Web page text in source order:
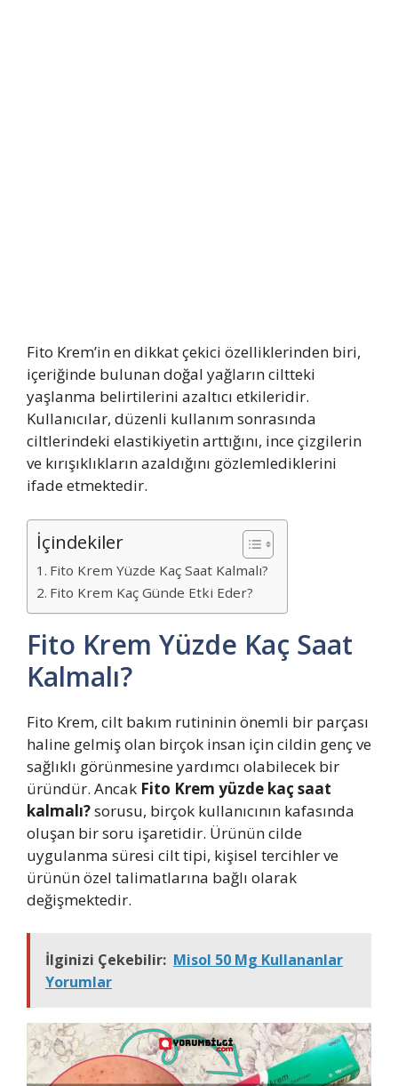
Fito Krem’in en dikkat çekici özelliklerinden biri,
içeriğinde bulunan doğal yağların ciltteki
yaşlanma belirtilerini azaltıcı etkileridir.
Kullanıcılar, düzenli kullanım sonrasında
ciltlerindeki elastikiyetin arttığını, ince çizgilerin
ve kırışıklıkların azaldığını gözlemlediklerini
ifade etmektedir.
İçindekiler
Fito Krem Yüzde Kaç Saat Kalmalı?
Fito Krem Kaç Günde Etki Eder?
Fito Krem Yüzde Kaç Saat
Kalmalı?
Fito Krem, cilt bakım rutininin önemli bir parçası
haline gelmiş olan birçok insan için cildin genç ve
sağlıklı görünmesine yardımcı olabilecek bir
üründür. Ancak Fito Krem yüzde kaç saat
kalmalı?sorusu, birçok kullanıcının kafasında
oluşan bir soru işaretidir. Ürünün cilde
uygulanma süresi cilt tipi, kişisel tercihler ve
ürünün özel talimatlarına bağlı olarak
değişmektedir.
İlginizi Çekebilir: Misol 50 Mg Kullananlar
Yorumlar